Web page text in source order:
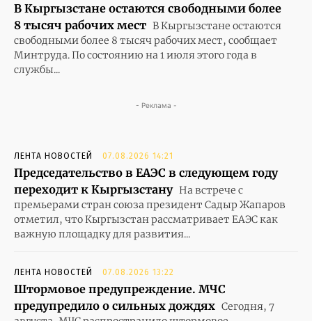
В Кыргызстане остаются свободными более
8 тысяч рабочих мест В Кыргызстане остаются
свободными более 8 тысяч рабочих мест, сообщает
Минтруда. По состоянию на 1 июля этого года в
службы...
- Реклама -
ЛЕНТА НОВОСТЕЙ 07.08.2026 14:21
Председательство в ЕАЭС в следующем году
переходит к Кыргызстану На встрече с
премьерами стран союза президент Садыр Жапаров
отметил, что Кыргызстан рассматривает ЕАЭС как
важную площадку для развития...
ЛЕНТА НОВОСТЕЙ 07.08.2026 13:22
Штормовое предупреждение. МЧС
предупредило о сильных дождях Сегодня, 7